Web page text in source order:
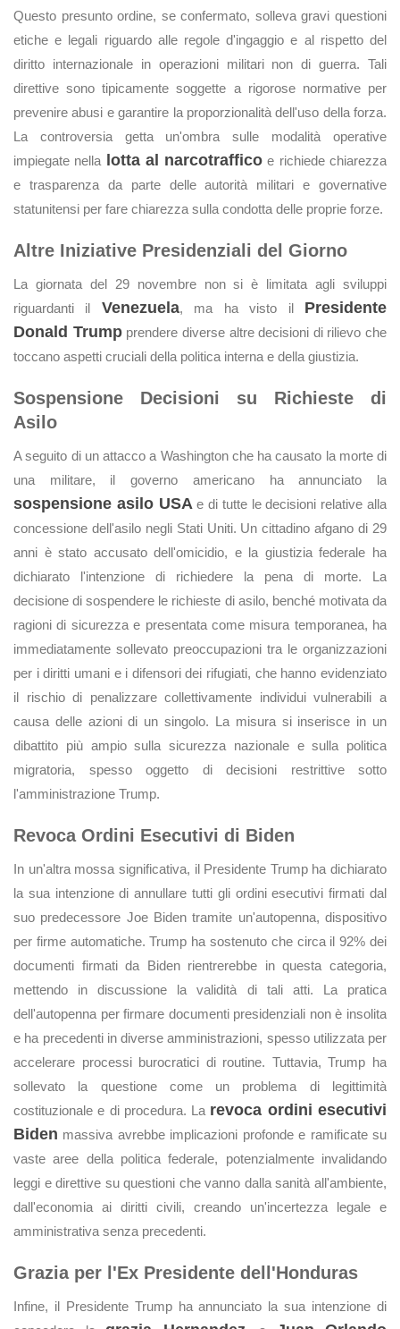
Questo presunto ordine, se confermato, solleva gravi questioni
etiche e legali riguardo alle regole d'ingaggio e al rispetto del
diritto internazionale in operazioni militari non di guerra. Tali
direttive sono tipicamente soggette a rigorose normative per
prevenire abusi e garantire la proporzionalità dell'uso della forza.
La controversia getta un'ombra sulle modalità operative
impiegate nella
lotta al narcotraffico e richiede chiarezza
e trasparenza da parte delle autorità militari e governative
statunitensi per fare chiarezza sulla condotta delle proprie forze.
Altre Iniziative Presidenziali del Giorno
La giornata del 29 novembre non si è limitata agli sviluppi
riguardanti il Venezuela, ma ha visto il Presidente
Donald Trumpprendere diverse altre decisioni di rilievo che
toccano aspetti cruciali della politica interna e della giustizia.
Sospensione Decisioni su Richieste di
Asilo
A seguito di un attacco a Washington che ha causato la morte di
una militare, il governo americano ha annunciato la
sospensione asilo USA e di tutte le decisioni relative alla
concessione dell'asilo negli Stati Uniti. Un cittadino afgano di 29
anni è stato accusato dell'omicidio, e la giustizia federale ha
dichiarato l'intenzione di richiedere la pena di morte. La
decisione di sospendere le richieste di asilo, benché motivata da
ragioni di sicurezza e presentata come misura temporanea, ha
immediatamente sollevato preoccupazioni tra le organizzazioni
per i diritti umani e i difensori dei rifugiati, che hanno evidenziato
il rischio di penalizzare collettivamente individui vulnerabili a
causa delle azioni di un singolo. La misura si inserisce in un
dibattito più ampio sulla sicurezza nazionale e sulla politica
migratoria, spesso oggetto di decisioni restrittive sotto
l'amministrazione Trump.
Revoca Ordini Esecutivi di Biden
In un'altra mossa significativa, il Presidente Trump ha dichiarato
la sua intenzione di annullare tutti gli ordini esecutivi firmati dal
suo predecessore Joe Biden tramite un'autopenna, dispositivo
per firme automatiche. Trump ha sostenuto che circa il 92% dei
documenti firmati da Biden rientrerebbe in questa categoria,
mettendo in discussione la validità di tali atti. La pratica
dell'autopenna per firmare documenti presidenziali non è insolita
e ha precedenti in diverse amministrazioni, spesso utilizzata per
accelerare processi burocratici di routine. Tuttavia, Trump ha
sollevato la questione come un problema di legittimità
costituzionale e di procedura. La revoca ordini esecutivi
Biden massiva avrebbe implicazioni profonde e ramificate su
vaste aree della politica federale, potenzialmente invalidando
leggi e direttive su questioni che vanno dalla sanità all'ambiente,
dall'economia ai diritti civili, creando un'incertezza legale e
amministrativa senza precedenti.
Grazia per l'Ex Presidente dell'Honduras
Infine, il Presidente Trump ha annunciato la sua intenzione di